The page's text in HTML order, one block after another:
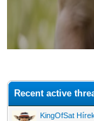
Recent active
KingOfSat